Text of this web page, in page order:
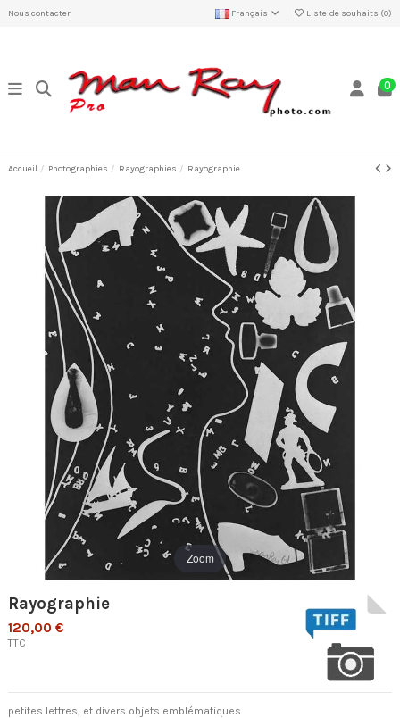
Nous contacter Français Liste de souhaits (0)
0
Accueil Photographies Rayographies Rayographie
Zoom
Rayographie
120,00 €
TTC
petites lettres, et divers objets emblématiques